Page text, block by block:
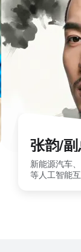
张韵/
新能源汽车
等人工智能